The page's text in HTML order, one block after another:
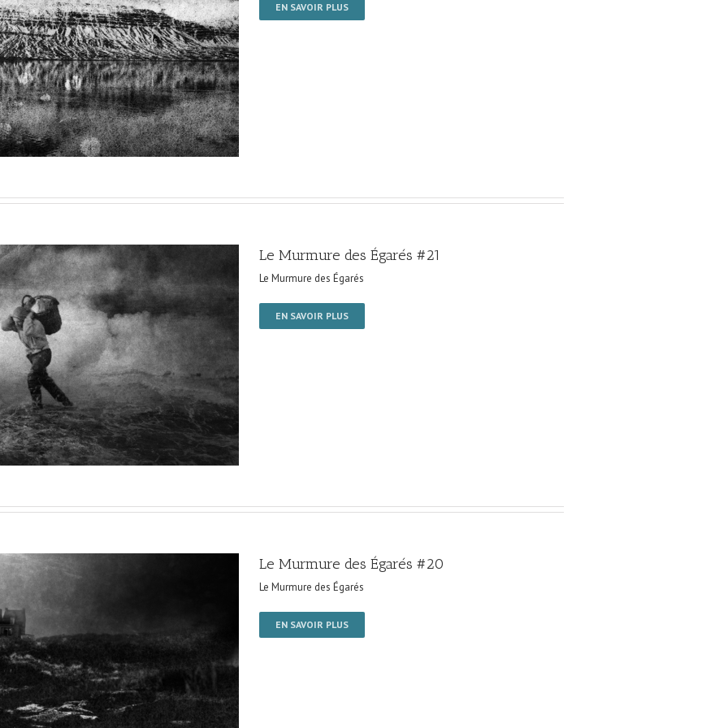
EN SAVOIR PLUS
Le Murmure des Égarés #21
Le Murmure des Égarés
EN SAVOIR PLUS
Le Murmure des Égarés #20
Le Murmure des Égarés
EN SAVOIR PLUS